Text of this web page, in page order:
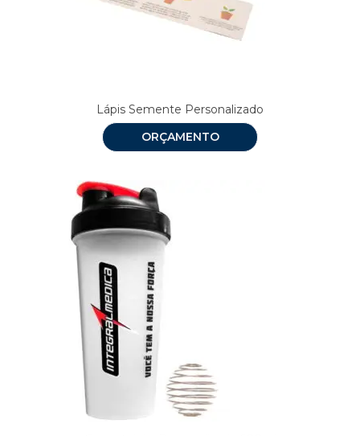
Lápis Semente Personalizado
ORÇAMENTO